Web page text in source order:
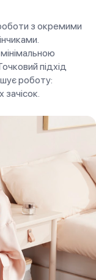
з окремими
підхід
роботу: